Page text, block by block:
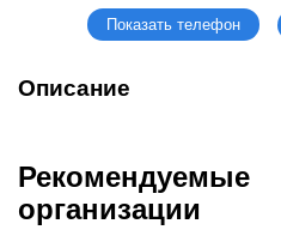
Показать телефон
Описание
Рекомендуемые
организации